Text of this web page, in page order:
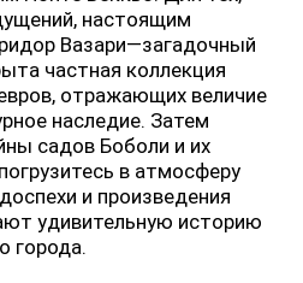
настоящим
Вазари—загадочный
частная коллекция
отражающих величие
наследие. Затем
садов Боболи и их
в атмосферу
и произведения
удивительную историю
города.